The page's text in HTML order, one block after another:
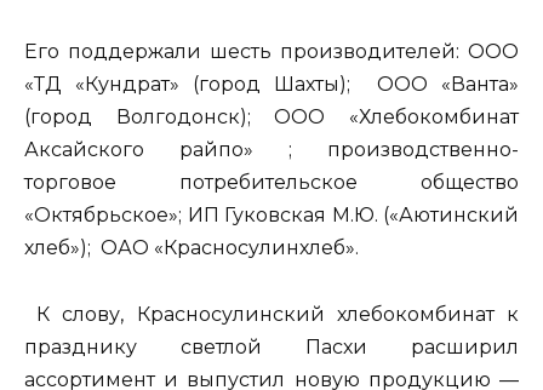
Его поддержали шесть производителей: ООО
«ТД «Кундрат» (город Шахты); ООО «Ванта»
(город Волгодонск); ООО «Хлебокомбинат
Аксайского райпо» ; производственно-
торговое потребительское общество
«Октябрьское»; ИП Гуковская М.Ю. («Аютинский
хлеб»); ОАО «Красносулинхлеб».
К слову, Красносулинский хлебокомбинат к
празднику светлой Пасхи расширил
ассортимент и выпустил новую продукцию —